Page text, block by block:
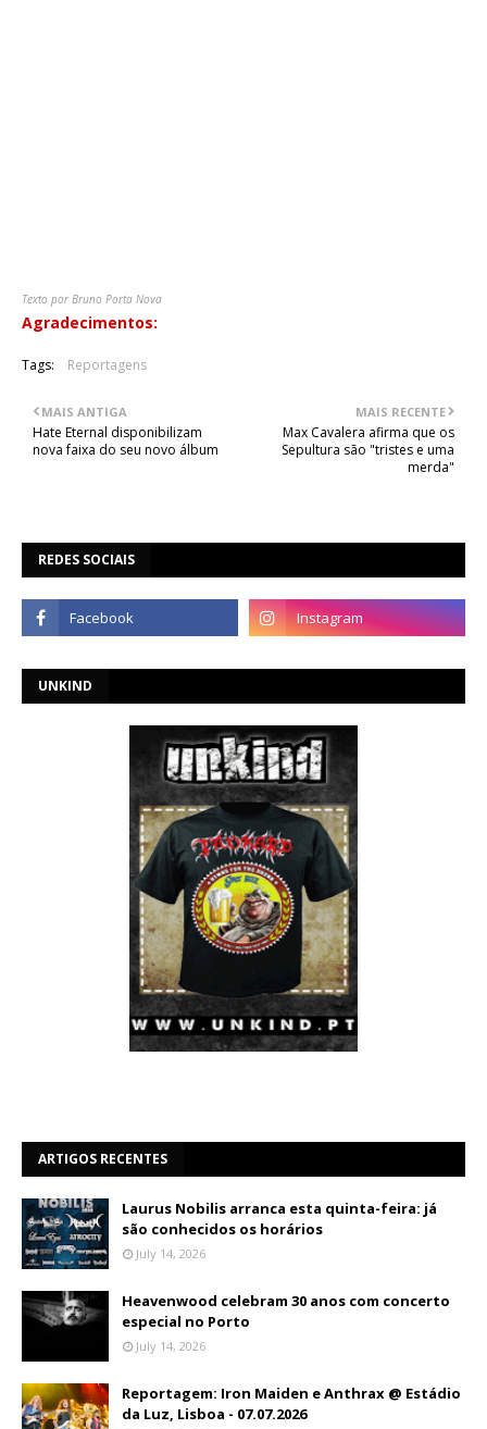
Texto por Bruno Porta Nova
Agradecimentos:
Tags: Reportagens
MAIS RECENTE
Max Cavalera afirma que os
Sepultura são "tristes e uma
merda"
MAIS ANTIGA
Hate Eternal disponibilizam
nova faixa do seu novo álbum
REDES SOCIAIS
UNKIND
ARTIGOS RECENTES
Laurus Nobilis arranca esta quinta-feira: já
são conhecidos os horários
July 14, 2026
Heavenwood celebram 30 anos com concerto
especial no Porto
July 14, 2026
Reportagem: Iron Maiden e Anthrax @ Estádio
da Luz, Lisboa - 07.07.2026